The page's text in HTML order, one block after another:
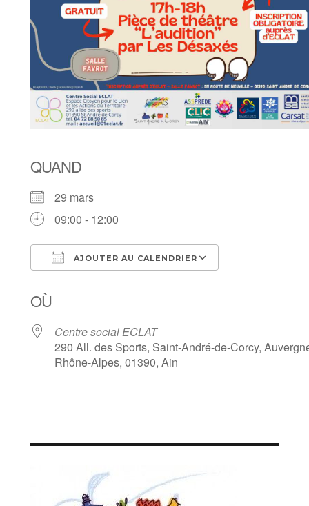
QUAND
29 mars
09:00 - 12:00
AJOUTER AU CALENDRIER
OÙ
Centre social ECLAT
290 All. des Sports, Saint-André-de-Corcy,
Rhône-Alpes, 01390, Ain